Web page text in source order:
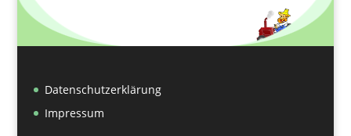
Datenschutzerklärung
Impressum